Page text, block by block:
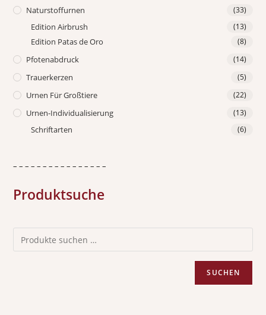
Naturstoffurnen (33)
Edition Airbrush (13)
Edition Patas de Oro (8)
Pfotenabdruck (14)
Trauerkerzen (5)
Urnen Für Großtiere (22)
Urnen-Individualisierung (13)
Schriftarten (6)
– – – – – – – – – – – – – – – –
Produktsuche
SUCHEN